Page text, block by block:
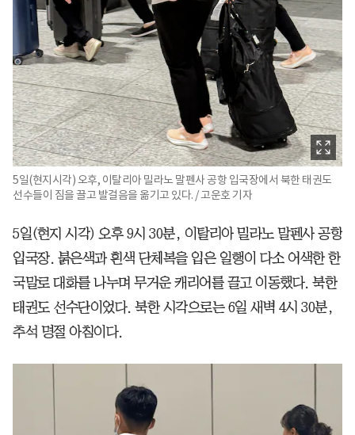
5일(현지시각) 오후, 이탈리아 밀라노 말펜사 공항 입국장에서 북한 태권도
선수들이 짐을 끌고 발걸음을 옮기고 있다. / 고운호 기자
5일(현지 시각) 오후 9시 30분, 이탈리아 밀라노 말펜사 공항
입국장. 붉은색과 흰색 단체복을 입은 일행이 다소 어색한 한
국말로 대화를 나누며 무거운 캐리어를 끌고 이동했다. 북한
태권도 선수단이었다. 북한 시각으로는 6일 새벽 4시 30분,
추석 명절 아침이다.